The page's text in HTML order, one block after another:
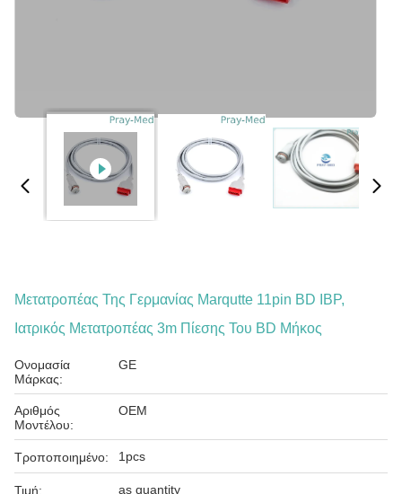
Μετατροπέας Της Γερμανίας Marqutte 11pin BD IBP,
Ιατρικός Μετατροπέας 3m Πίεσης Του BD Μήκος
Ονομασία
Μάρκας:
GE
Αριθμός
Μοντέλου:
OEM
Τροποποιημένο: 1pcs
Τιμή: as quantity